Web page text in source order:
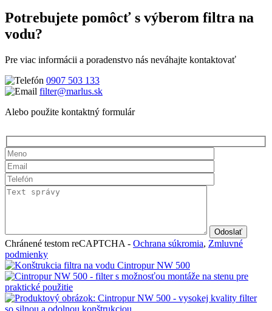
Potrebujete pomôcť s výberom filtra na
vodu?
Pre viac informácii a poradenstvo nás neváhajte kontaktovať
0907 503 133
filter@marlus.sk
Alebo použite kontaktný formulár
Chránené testom reCAPTCHA - Ochrana súkromia, Zmluvné
podmienky